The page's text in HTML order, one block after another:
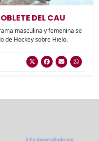
DEL CAU
masculina y femenina se
de Hockey sobre Hielo.